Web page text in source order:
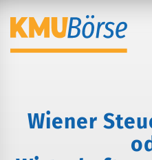
Wiener